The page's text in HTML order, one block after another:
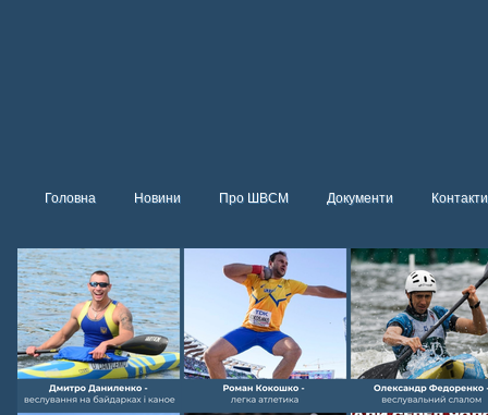
Головна Новини Про ШВСМ Документи Контакти